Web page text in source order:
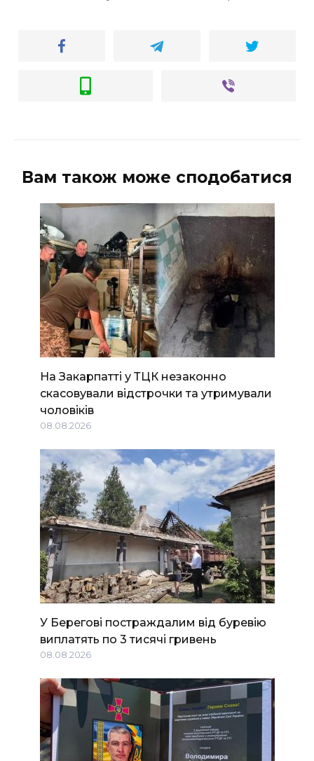
Вам також може сподобатися
На Закарпатті у ТЦК незаконно
скасовували відстрочки та утримували
чоловіків
08.08.2026
У Берегові постраждалим від буревію
виплатять по 3 тисячі гривень
08.08.2026